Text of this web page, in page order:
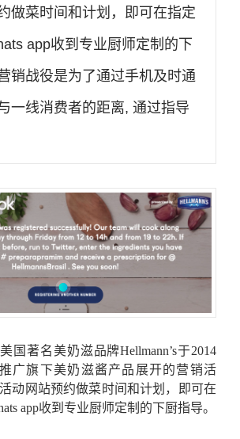
做菜时间和计划，即可在指定
app收到专业厨师定制的下
销战役是为了通过手机及时通
一线消费者的距离, 通过指导
国著名美奶滋品牌Hellmann’s于2014
广旗下美奶滋酱产品展开的营销活
动网站预约做菜时间和计划，即可在
app收到专业厨师定制的下厨指导。